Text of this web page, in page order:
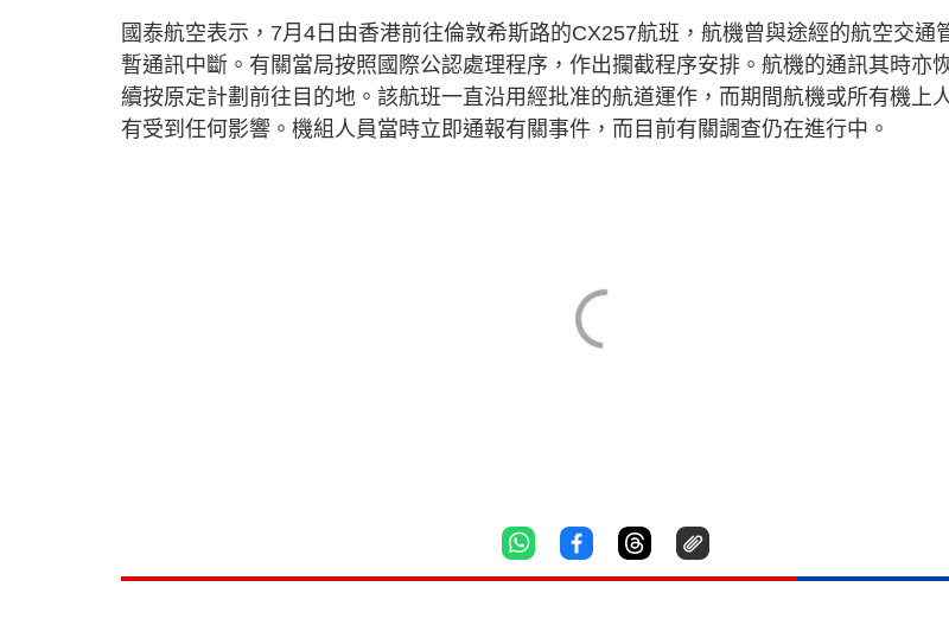
國泰航空表示，7月4日由香港前往倫敦希斯路的CX257航班，航機曾與途經的航空交通
暫通訊中斷。有關當局按照國際公認處理程序，作出攔截程序安排。航機的通訊其時亦
續按原定計劃前往目的地。該航班一直沿用經批准的航道運作，而期間航機或所有機上
有受到任何影響。機組人員當時立即通報有關事件，而目前有關調查仍在進行中。